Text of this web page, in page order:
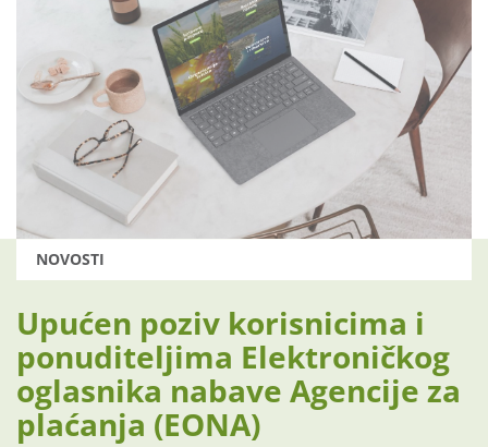
NOVOSTI
Upućen poziv korisnicima i
ponuditeljima Elektroničkog
oglasnika nabave Agencije za
plaćanja (EONA)